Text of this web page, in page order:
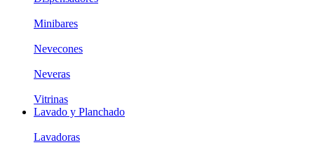
Minibares
Nevecones
Neveras
Vitrinas
Lavado y Planchado
Lavadoras